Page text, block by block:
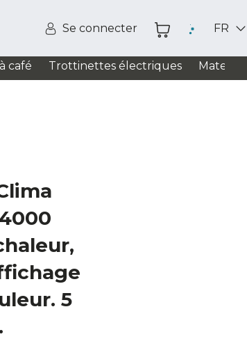
Se connecter FR
café Trottinettes électriques Matelas
5